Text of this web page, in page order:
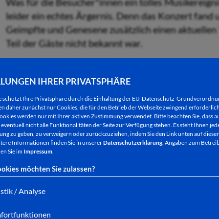
IHRER PRIVATSPHÄRE
schützt Ihre Privatsphäre durch die Einhaltung der EU-Datenschutz-
daher zunächst nur Cookies, die für den Betrieb der Webseite zwingend
werden nur mit Ihrer aktiven Zustimmung verwendet. Bitte beachten Sie, dass
nicht alle Funktionalitäten der Seite zur Verfügung stehen. Es steht Ihnen
zu geben, zu verweigern oder zurückzuziehen, indem Sie den Link unten auf
Informationen finden Sie in unsererDatenschutzerklärung. Angaben zum
Sie im Impressum.
möchten Sie zulassen?
/ Analyse
leider ein echtes Ärgernis. Denn das Konzert fand
Geimpfte und Genesene zusätzlich einen
Teil der Gäste nicht bekannt war.
Nach der Aktualisierung der hessischen Corona-
Bedingungen für Veranstaltungen dieser
allen externen Veranstaltern mitgeteilt worden,
Die Zeit der Veröffentlichung der hessischen
kurz vor der Veranstaltung - allerdings müssen
und sich auch auf eventuelle Verschärfungen zum
Der Veranstalter der Musical-Nacht hatte diese
nicht kommuniziert, nämlich an seine Kunden und
Kartenbesitzer*innen liegen jedoch nur beim